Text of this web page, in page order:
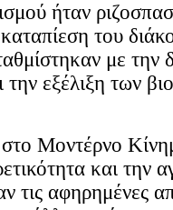
ήταν
του
με την
την εξέλιξη των
Μοντέρνο
και την
τις αφηρημένες